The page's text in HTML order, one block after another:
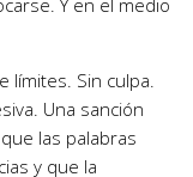
Y en el medio
límites. Sin culpa.
Una sanción
las palabras
y que la